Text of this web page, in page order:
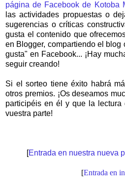
página de Facebook de Kotoba
las actividades propuestas o
sugerencias o críticas
gusta el contenido que
en Blogger, compartiendo el blog
gusta" en Facebook... ¡Hay
seguir creando!
Si el sorteo tiene éxito habrá
otros premios. ¡Os deseamos
participéis en él y que la lectura
vuestra parte!
Entrada en nuestra nueva
[Entrada en